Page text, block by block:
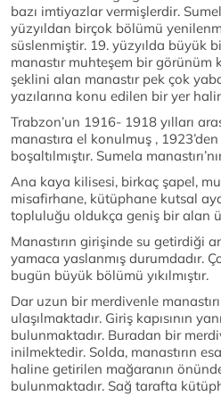
bazı imtiyazlar vermişlerdir.
yüzyıldan birçok bölümü
süslenmiştir. 19. yüzyılda büyük
manastır muhteşem bir görünüm
şeklini alan manastır pek çok
yazılarına konu edilen bir yer
Trabzon’un 1916- 1918 yılları
manastıra el konulmuş ,
boşaltılmıştır. Sumela
Ana kaya kilisesi, birkaç şapel,
misafirhane, kütüphane kutsal
topluluğu oldukça geniş bir alan
Manastırın girişinde su getirdiği
yamaca yaslanmış durumdadır.
bugün büyük bölümü yıkılmıştır.
Dar uzun bir merdivenle
ulaşılmaktadır. Giriş kapısının
bulunmaktadır. Buradan bir
inilmektedir. Solda, manastırın
haline getirilen mağaranın
bulunmaktadır. Sağ tarafta